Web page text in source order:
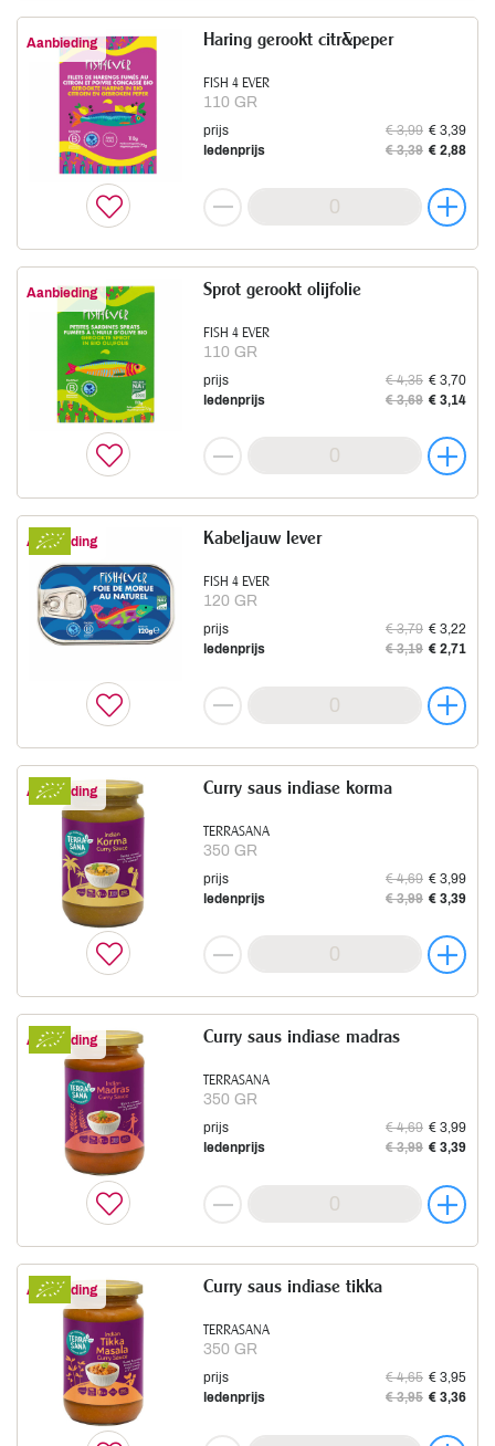
Aanbieding
FISH 4 EVER
110 GR
Haring gerookt citr&peper
prijs € 3,99 € 3,39
ledenprijs
€ 3,39 € 2,88
Aanbieding
FISH 4 EVER
110 GR
Sprot gerookt olijfolie
prijs € 4,35 € 3,70
ledenprijs
€ 3,69 € 3,14
Aanbieding
FISH 4 EVER
120 GR
Kabeljauw lever
prijs € 3,79 € 3,22
ledenprijs
€ 3,19 € 2,71
Aanbieding
TERRASANA
350 GR
Curry saus indiase korma
prijs € 4,69 € 3,99
ledenprijs
€ 3,99 € 3,39
Aanbieding
TERRASANA
350 GR
Curry saus indiase madras
prijs € 4,69 € 3,99
ledenprijs
€ 3,99 € 3,39
Aanbieding
TERRASANA
350 GR
Curry saus indiase tikka
prijs € 4,65 € 3,95
ledenprijs
€ 3,95 € 3,36